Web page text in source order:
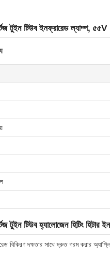
টুইন টিউব ইনফ্রারেড ল্যাম্প, ৫৫V
টুইন টিউব হ্যালোজেন হিটিং হিটার
বিকিরণ দক্ষতার সাথে দ্রুত গরম করার